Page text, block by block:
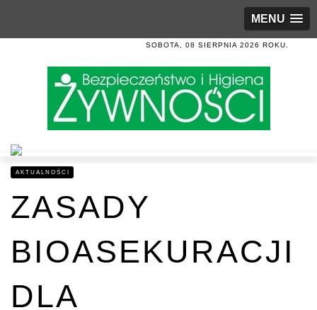
MENU
SOBOTA, 08 SIERPNIA 2026 ROKU.
AKTUALNOŚCI
ZASADY
BIOASEKURACJI
DLA